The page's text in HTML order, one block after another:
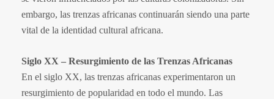
embargo, las trenzas africanas continuarán siendo una parte
vital de la identidad cultural africana.
Siglo XX – Resurgimiento de las Trenzas Africanas
En el siglo XX, las trenzas africanas experimentaron un
resurgimiento de popularidad en todo el mundo. Las